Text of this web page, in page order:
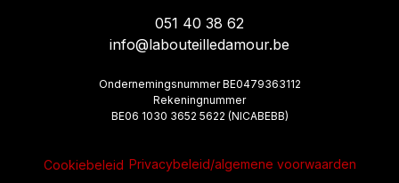
051 40 38 62
info@labouteilledamour.be
Ondernemingsnummer BE0479363112
Rekeningnummer
BE06 1030 3652 5622 (NICABEBB)
Cookiebeleid Privacybeleid/algemene voorwaarden